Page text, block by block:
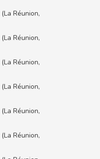
Réunion,
Réunion,
Réunion,
Réunion,
Réunion,
Réunion,